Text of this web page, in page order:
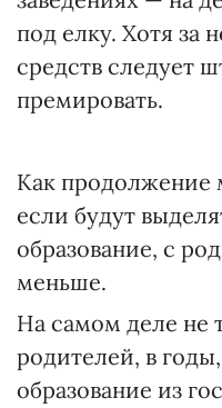
под елку. Хотя за
средств следует
премировать.
Как продолжение
если будут
образование, с
меньше.
На самом деле не
родителей, в
образование из